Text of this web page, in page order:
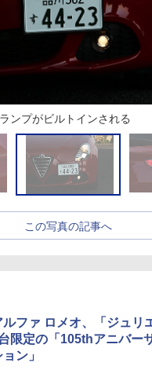
ンプがビルトインされる
この写真の記事へ
ルファ ロメオ、「ジュリ
限定の「105thアニバー
ン」